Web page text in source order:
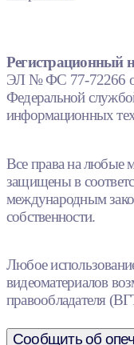
Регистрационный
ЭЛ № ФС 77-72266
Федеральной
информационных
Все права на любые
защищены в
международным
собственности.
Любое
видеоматериалов
правообладателя
Сообщить об